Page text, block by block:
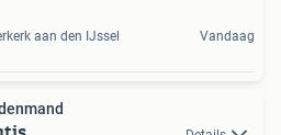
aan den IJssel Vandaag